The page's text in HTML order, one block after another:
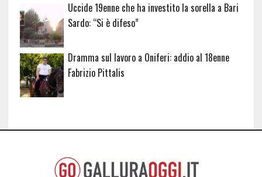
Uccide 19enne che ha investito la sorella a Bari
Sardo: “Si è difeso”
Dramma sul lavoro a Oniferi: addio al 18enne
Fabrizio Pittalis